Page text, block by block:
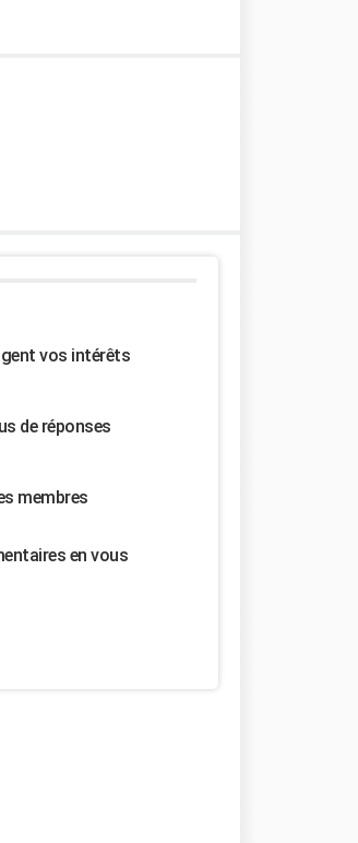
vos intérêts
de réponses
membres
en vous